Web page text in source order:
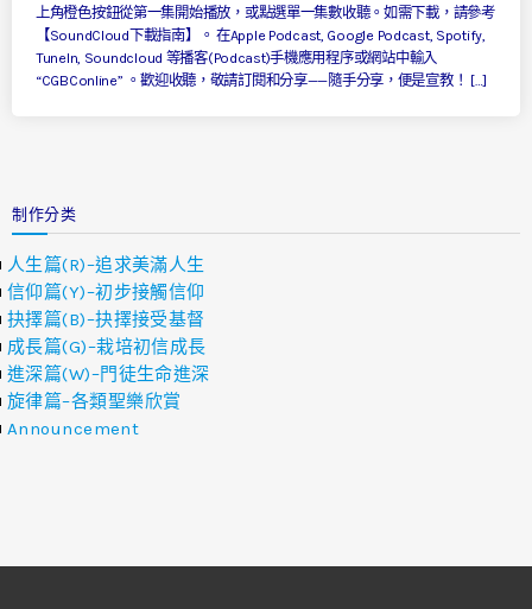
上角橙色按鈕從第一集開始播放，或點選單一集數收聽。如需下載，請參考
【SoundCloud下載指南】。 在Apple Podcast, Google Podcast, Spotify,
TuneIn, Soundcloud 等播客(Podcast)手機應用程序或網站中輸入
“CGBConline” 。歡迎收聽，敬請訂閱和分享——隨手分享，便是宣教！ […]
制作分类
人生篇(R)–追求美滿人生
信仰篇(Y)–初步接觸信仰
抉擇篇(B)–抉擇接受基督
成長篇(G)–栽培初信成長
進深篇(W)–門徒生命進深
旋律篇–各類聖樂欣賞
Announcement